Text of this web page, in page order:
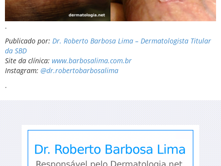
.
Publicado por: Dr. Roberto Barbosa Lima – Dermatologista Titular
da SBD
Site da clínica: www.barbosalima.com.br
Instagram: @dr.robertobarbosalima
.